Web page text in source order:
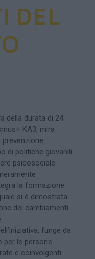
DEL
della durata di 24
KA3, mira
prevenzione
di politiche giovanili
psicosociale.
la formazione
si è dimostrata
dei cambiamenti
funge da
per le persone
e coinvolgenti